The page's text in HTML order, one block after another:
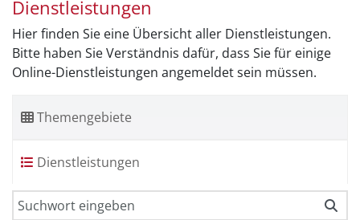
Dienstleistungen
Hier finden Sie eine Übersicht aller Dienstleistungen.
Bitte haben Sie Verständnis dafür, dass Sie für einige
Online-Dienstleistungen angemeldet sein müssen.
Themengebiete
Dienstleistungen